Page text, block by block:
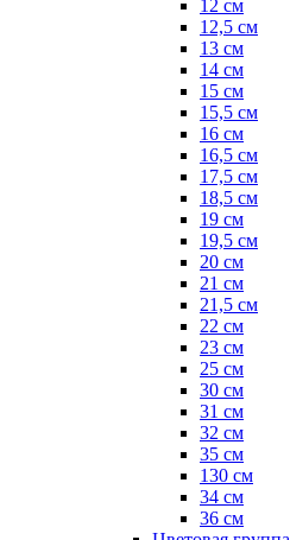
12 см
12,5 см
13 см
14 см
15 см
15,5 см
16 см
16,5 см
17,5 см
18,5 см
19 см
19,5 см
20 см
21 см
21,5 см
22 см
23 см
25 см
30 см
31 см
32 см
35 см
130 см
34 см
36 см